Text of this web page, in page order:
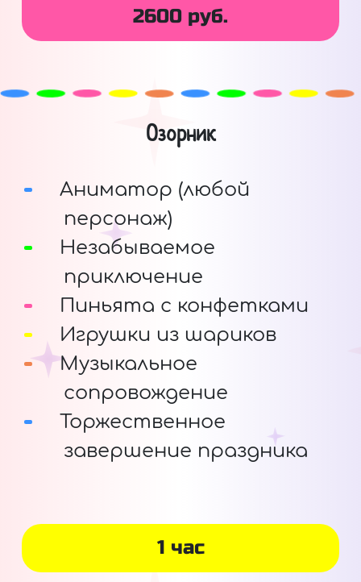
2600 руб.
Озорник
Аниматор (любой
персонаж)
Незабываемое
приключение
Пиньята с конфетками
Игрушки из шариков
Музыкальное
сопровождение
Торжественное
завершение праздника
1 час